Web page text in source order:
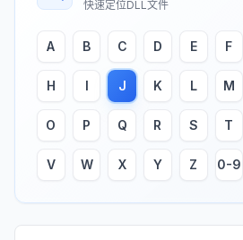
快速定位DLL文件
A B C D E F
H I J K L M
O P Q R S T
V W X Y Z 0-9